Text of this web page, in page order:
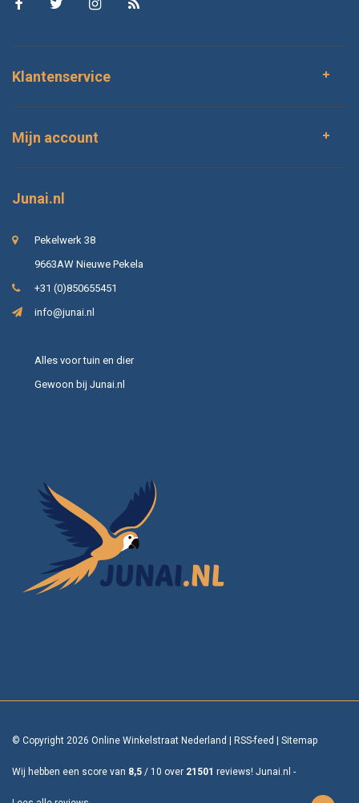
Klantenservice
Mijn account
Junai.nl
Pekelwerk 38
9663AW Nieuwe Pekela
+31 (0)850655451
info@junai.nl
Alles voor tuin en dier
Gewoon bij Junai.nl
© Copyright 2026 Online Winkelstraat Nederland RSS-feed Sitemap
Wij hebben een score van 8,5 / 10 over 21501 reviews! Junai.nl -